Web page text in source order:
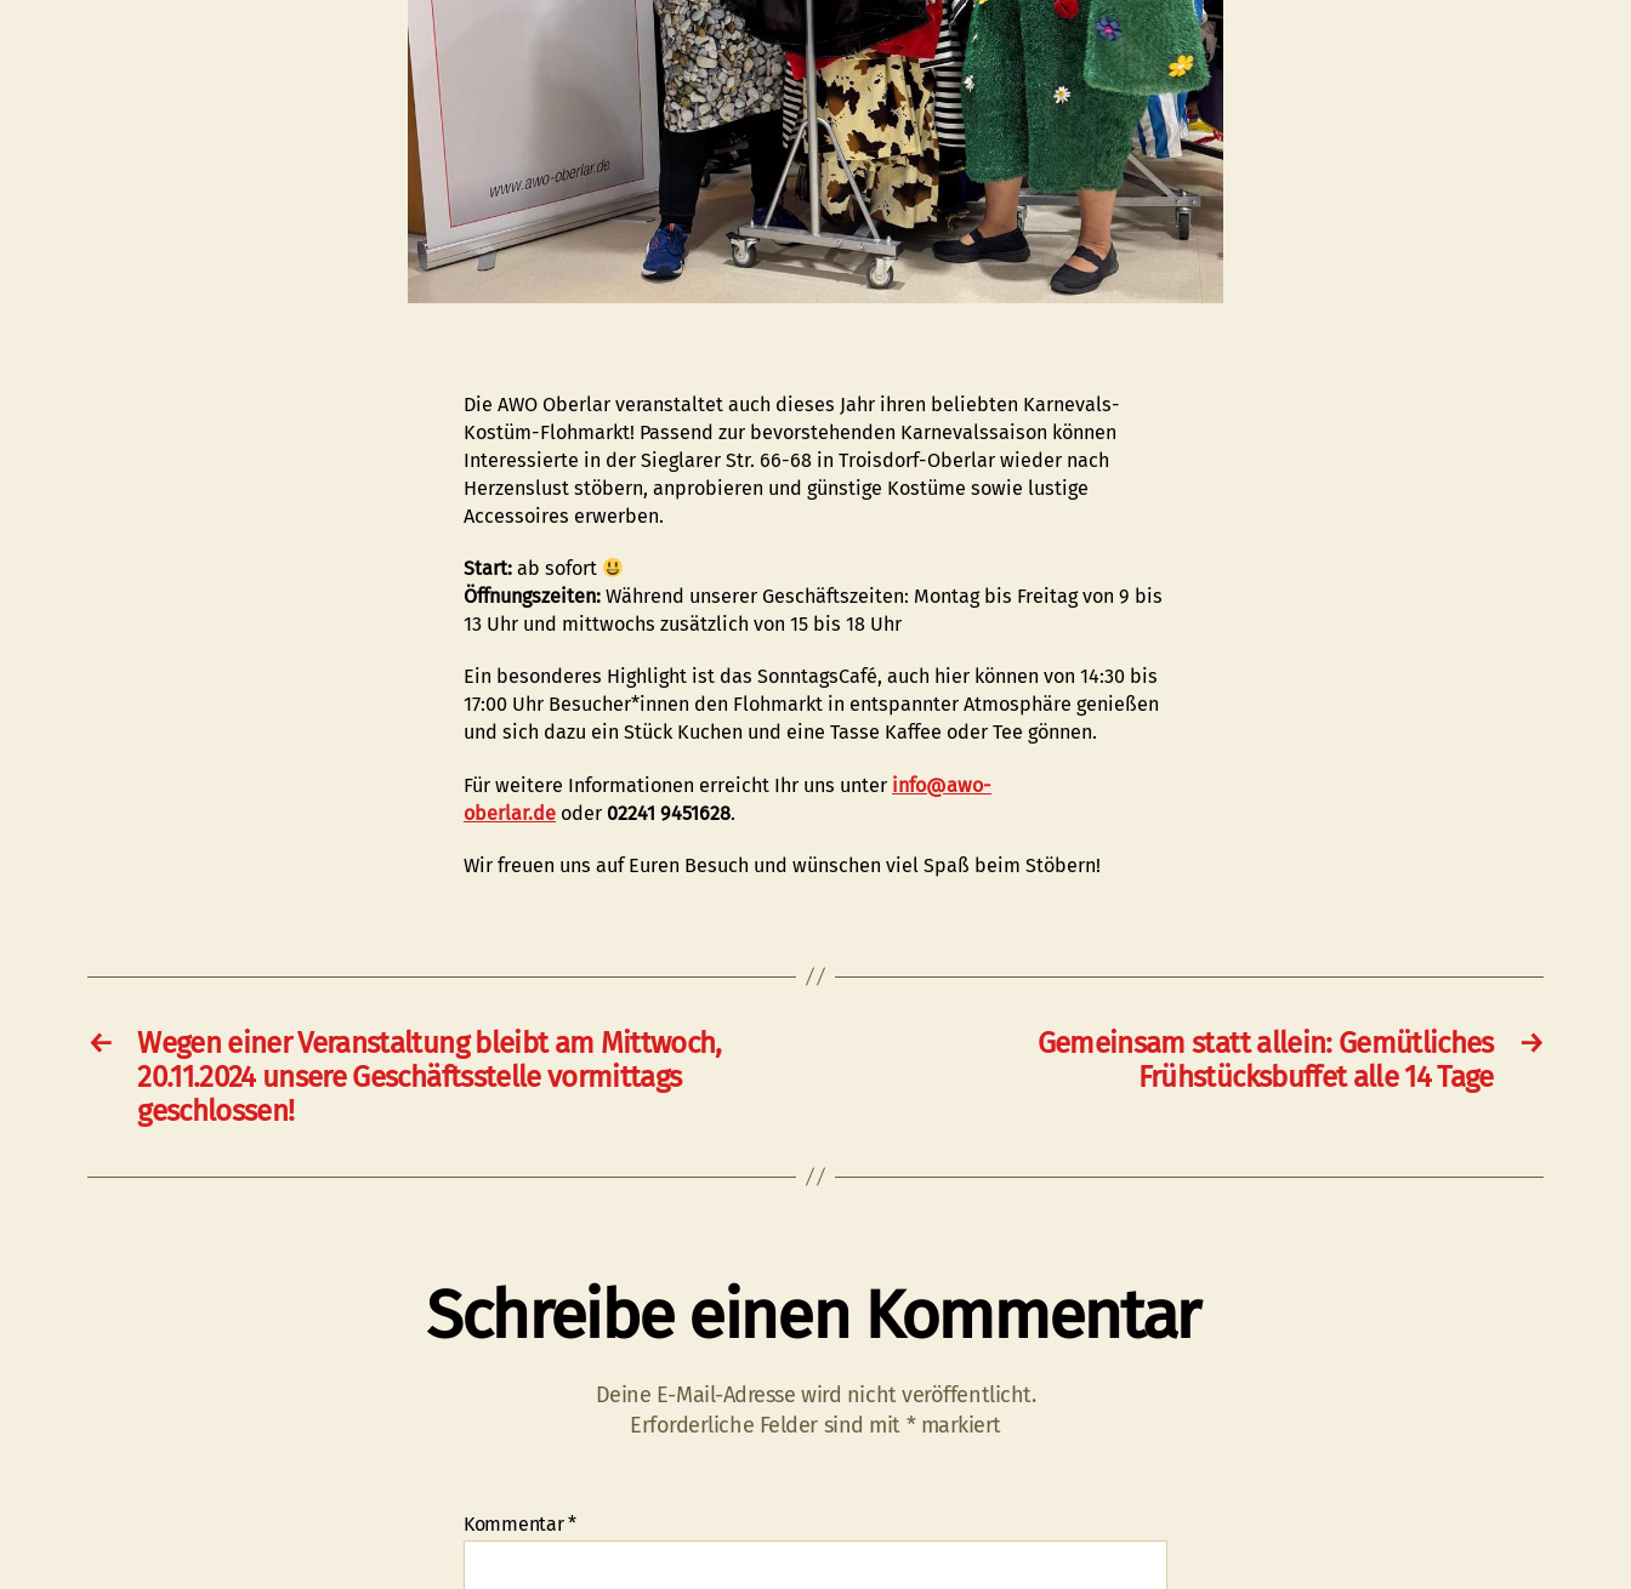
Die AWO Oberlar veranstaltet auch dieses Jahr ihren beliebten Karnevals-
Kostüm-Flohmarkt! Passend zur bevorstehenden Karnevalssaison können
Interessierte in der Sieglarer Str. 66-68 in Troisdorf-Oberlar wieder nach
Herzenslust stöbern, anprobieren und günstige Kostüme sowie lustige
Accessoires erwerben.
Start: ab sofort
Öffnungszeiten: Während unserer Geschäftszeiten: Montag bis Freitag von 9 bis
13 Uhr und mittwochs zusätzlich von 15 bis 18 Uhr
Ein besonderes Highlight ist das SonntagsCafé, auch hier können von 14:30 bis
17:00 Uhr Besucher*innen den Flohmarkt in entspannter Atmosphäre genießen
und sich dazu ein Stück Kuchen und eine Tasse Kaffee oder Tee gönnen.
Für weitere Informationen erreicht Ihr uns unter info@awo-
oberlar.de oder 02241 9451628.
Wir freuen uns auf Euren Besuch und wünschen viel Spaß beim Stöbern!
←
Wegen einer Veranstaltung bleibt am Mittwoch,
20.11.2024 unsere Geschäftsstelle vormittags
geschlossen!
→
Gemeinsam statt allein: Gemütliches
Frühstücksbuffet alle 14 Tage
Schreibe einen Kommentar
Deine E-Mail-Adresse wird nicht veröffentlicht.
Erforderliche Felder sind mit *markiert
Kommentar*